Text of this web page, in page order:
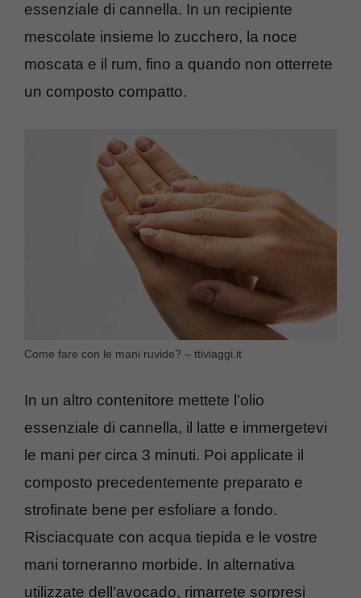
essenziale di cannella. In un recipiente
mescolate insieme lo zucchero, la noce
moscata e il rum, fino a quando non otterrete
un composto compatto.
Come fare con le mani ruvide? – ttiviaggi.it
In un altro contenitore mettete l’olio
essenziale di cannella, il latte e immergetevi
le mani per circa 3 minuti. Poi applicate il
composto precedentemente preparato e
strofinate bene per esfoliare a fondo.
Risciacquate con acqua tiepida e le vostre
mani torneranno morbide. In alternativa
utilizzate dell’avocado, rimarrete sorpresi